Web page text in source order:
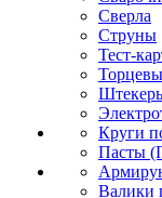
Сверла
Струны
Тест-
Круги
Пасты
Валики